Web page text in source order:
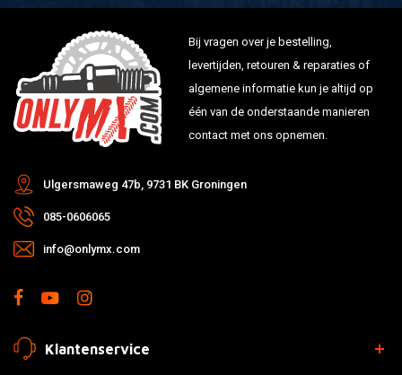
Bij vragen over je bestelling,
levertijden, retouren & reparaties of
algemene informatie kun je altijd op
één van de onderstaande manieren
contact met ons opnemen.
Ulgersmaweg 47b, 9731 BK Groningen
085-0606065
info@onlymx.com
Klantenservice